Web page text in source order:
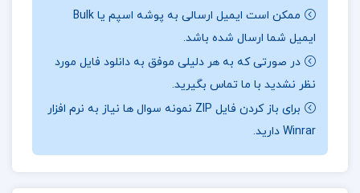
📖بخشی از کتاب جمع بندی زیست شناسی
ویژگی‌های برجسته این کتاب می‌توان به استفاده از
تصاویر آموزشی برگرفته از کتاب درسی همراه با نکات
مرتبط، جدول‌های مقایسه‌ای، نمودارهای بصری، و تست‌های
متنوع در قالب آزمون‌های پایان فصل و آزمون‌های جامع
این کتاب نه‌تنها یک ابزار مرور، بلکه یک منبع کامل برای
ممکن است ایمیل ارسالی به پوشه اسپم یا Bulk
ایمیل شما ارسال شده باشد.
در صورتی که به هر دلیلی موفق به دانلود فایل مورد
نظر نشدید با ما تماس بگیرید.
برای باز کردن فایل ZIP نمونه سوال ها نیاز به نرم افزار
Winrar دارید.